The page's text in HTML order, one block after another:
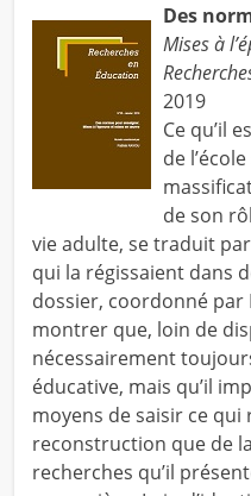
Des
Mises à
2019
Ce qu’il
de
de son
vie adulte, se traduit
qui la régissaient dans
dossier, coordonné par
montrer que, loin de
nécessairement
éducative, mais qu’il
moyens de saisir ce qui
reconstruction que de
recherches qu’il